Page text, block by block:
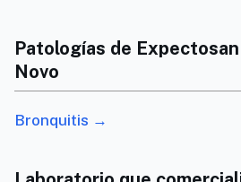
Patologías de
Novo
Bronquitis →